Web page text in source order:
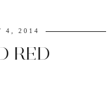
4, 2014
RED